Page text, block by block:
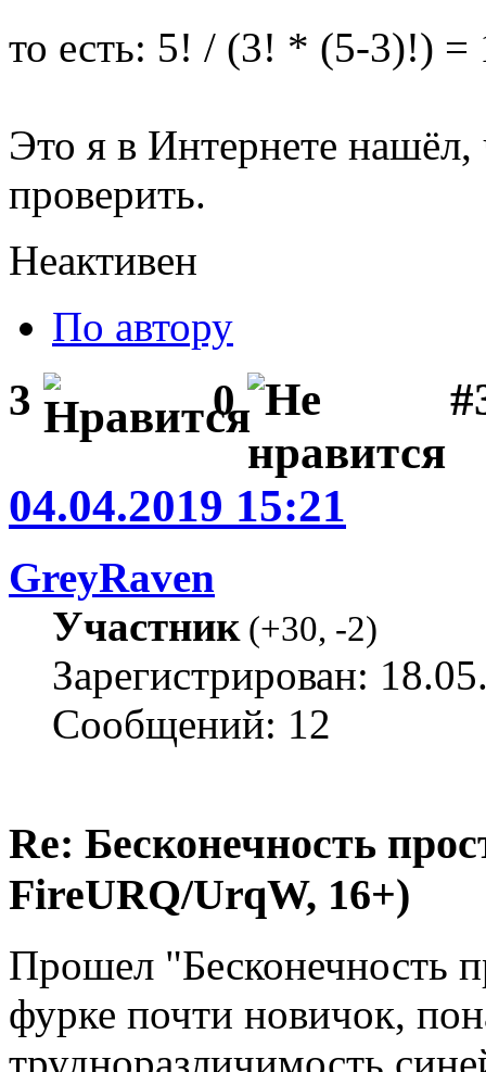
то есть: 5! / (3! * (5-3)!)
Это я в Интернете
проверить.
Неактивен
По автору
3 0
04.04.2019 15:21
GreyRaven
Участник(+30, -2)
Зарегистрирован:
Сообщений: 12
Re: Бесконечность
FireURQ/UrqW, 16+)
Прошел "Бесконечность
фурке почти новичок,
трудноразличимость